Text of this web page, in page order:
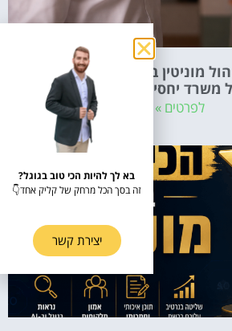
מוניטין באינטרנט מחליף את
משרד יחסי ציבור קלאסי?
לפרטים »
בא לך להיות הכי טוב בגוגל?
זה בסך הכל מרחק של קליק אחד👇
יצירת קשר